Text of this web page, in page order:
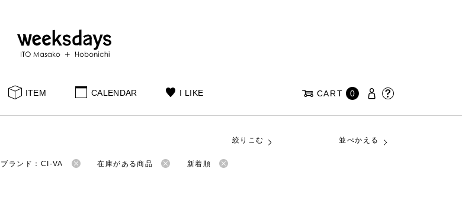
ITEM CALENDAR I LIKE CART 0
絞りこむ 並べかえる
ブランド：CI-VA 在庫がある商品 新着順